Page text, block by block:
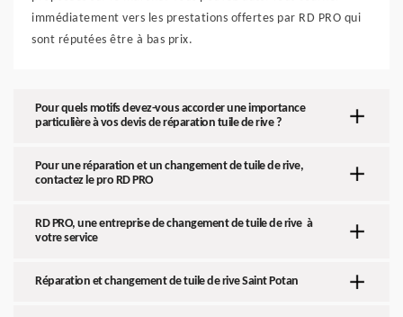
immédiatement vers les prestations offertes par RD PRO qui
sont réputées être à bas prix.
Pour quels motifs devez-vous accorder une importance
particulière à vos devis de réparation tuile de rive ?
Pour une réparation et un changement de tuile de rive,
contactez le pro RD PRO
RD PRO, une entreprise de changement de tuile de rive à
votre service
Réparation et changement de tuile de rive Saint Potan